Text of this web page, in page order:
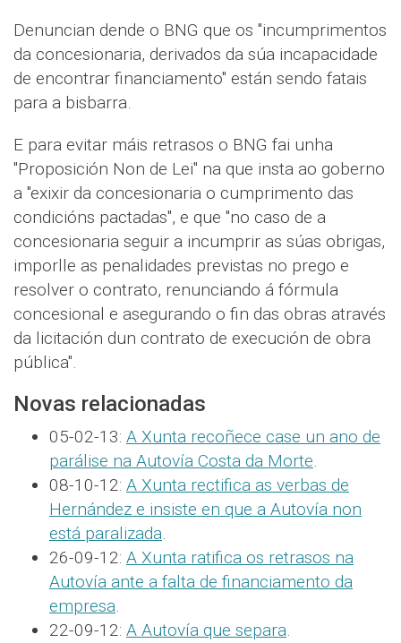
Denuncian dende o BNG que os "incumprimentos
da concesionaria, derivados da súa incapacidade
de encontrar financiamento" están sendo fatais
para a bisbarra.
E para evitar máis retrasos o BNG fai unha
"Proposición Non de Lei" na que insta ao goberno
a "exixir da concesionaria o cumprimento das
condicións pactadas", e que "no caso de a
concesionaria seguir a incumprir as súas obrigas,
imporlle as penalidades previstas no prego e
resolver o contrato, renunciando á fórmula
concesional e asegurando o fin das obras através
da licitación dun contrato de execución de obra
pública".
Novas relacionadas
05-02-13: A Xunta recoñece case un ano de
parálise na Autovía Costa da Morte.
08-10-12: A Xunta rectifica as verbas de
Hernández e insiste en que a Autovía non
está paralizada.
26-09-12: A Xunta ratifica os retrasos na
Autovía ante a falta de financiamento da
empresa.
22-09-12: A Autovía que separa.